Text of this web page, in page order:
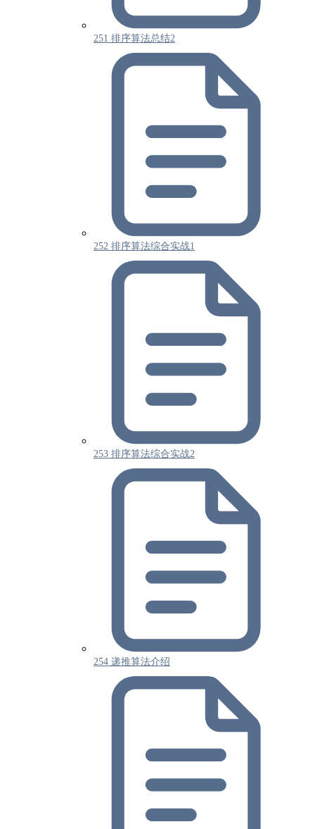
251 排序算法总结2
252 排序算法综合实战1
253 排序算法综合实战2
254 递推算法介绍